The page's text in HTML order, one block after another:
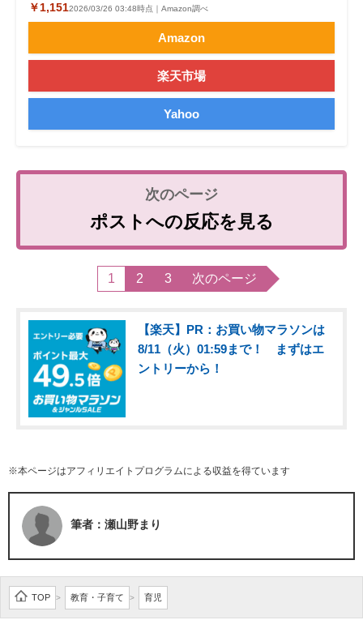
￥1,1512026/03/26 03:48時点｜Amazon調べ
Amazon
楽天市場
Yahoo
ポストへの反応を見る
1 2 3 次のページ
【楽天】PR：お買い物マラソンは
8/11（火）01:59まで！ まずはエ
ントリーから！
※本ページはアフィリエイトプログラムによる収益を得ています
筆者：瀬山野まり
TOP > 教育・子育て > 育児